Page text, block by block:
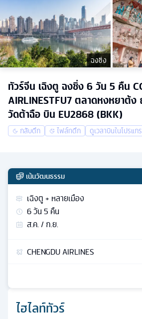
ฉงชิ่ง
ทัวร์จีน เฉิงตู ฉงชิ่ง 6 วัน 5 คืน
AIRLINESTFU7 ตลาดหงหยาต้
วัดต้าฉือ บิน EU2868 (BKK)
กลับดึก ไฟล์ทดึก ดูเวลาบินในโปรแก
ไฮไลท์ทัวร์
เน้นวัฒนธรรม
เฉิงตู + หลายเมือง
6วัน5 คืน
ส.ค. / ก.ย.
CHENGDU AIRLINES